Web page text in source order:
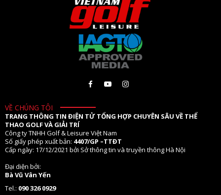
VỀ CHÚNG TÔI
TRANG THÔNG TIN ĐIỆN TỬ TỔNG HỢP CHUYÊN SÂU VỀ THỂ
THAO GOLF VÀ GIẢI TRÍ
Công ty TNHH Golf & Leisure Việt Nam
Số giấy phép xuất bản: 4407/GP –TTĐT
Cấp ngày: 17/12/2021 bởi Sở thông tin và truyền thông Hà Nội
Đại diện bởi:
Bà Vũ Vân Yến
Tel.: 090 326 0929